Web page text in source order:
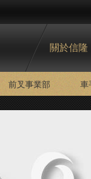
關於信隆
前叉事業部 車